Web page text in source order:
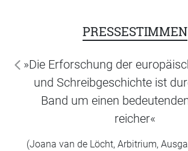
PRESSESTIMMEN
»Die Erforschung der
und Schreibgeschichte ist
Band um einen
reicher«
(Joana van de Löcht, Arbitrium,
zurück